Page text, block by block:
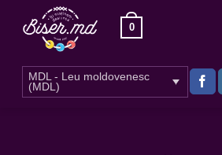
0
MDL - Leu moldovenesc
(MDL)